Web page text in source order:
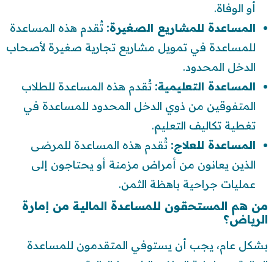
أو الوفاة.
المساعدة للمشاريع الصغيرة: تُقدم هذه المساعدة
للمساعدة في تمويل مشاريع تجارية صغيرة لأصحاب
الدخل المحدود.
المساعدة التعليمية: تُقدم هذه المساعدة للطلاب
المتفوقين من ذوي الدخل المحدود للمساعدة في
تغطية تكاليف التعليم.
المساعدة للعلاج: تُقدم هذه المساعدة للمرضى
الذين يعانون من أمراض مزمنة أو يحتاجون إلى
عمليات جراحية باهظة الثمن.
من هم المستحقون للمساعدة المالية من إمارة
الرياض؟
بشكل عام، يجب أن يستوفي المتقدمون للمساعدة